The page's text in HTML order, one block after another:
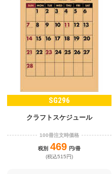
SG296
クラフトスケジュール
100冊注文時価格
税別 469 円/冊
(税込515円)